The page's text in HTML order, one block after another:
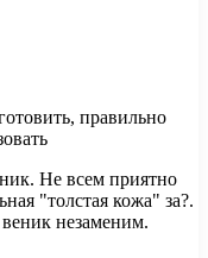
Не всем приятно
"толстая кожа" за?.
незаменим.